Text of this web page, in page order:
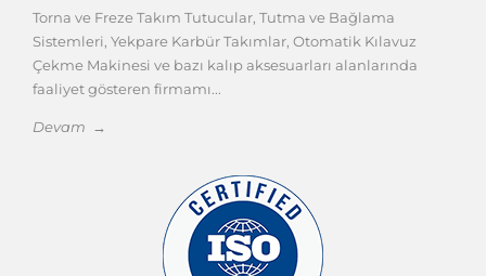
Torna ve Freze Takım Tutucular, Tutma ve Bağlama
Sistemleri, Yekpare Karbür Takımlar, Otomatik Kılavuz
Çekme Makinesi ve bazı kalıp aksesuarları alanlarında
faaliyet gösteren firmamı...
Devam →